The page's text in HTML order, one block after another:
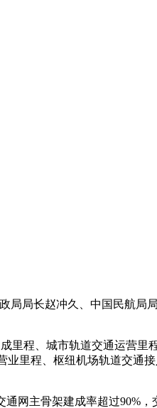
局局长赵冲久、中国民航局
里程、城市轨道交通运营里
里程、枢纽机场轨道交通
网主骨架建成率超过90%